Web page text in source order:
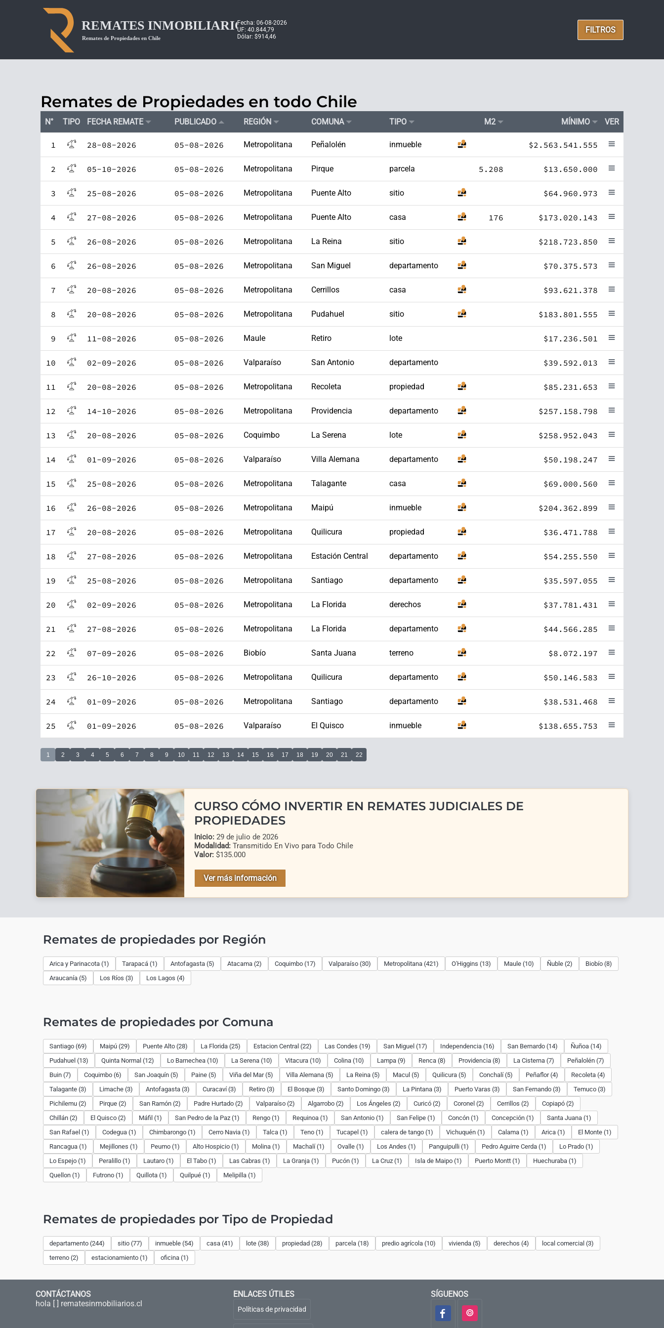
Fecha: 06-08-2026
UF: 40.844,79
Dólar: $914,46
FILTROS
Remates de Propiedades en todo Chile
N° TIPO FECHA REMATE PUBLICADO REGIÓN COMUNA TIPO M2 MÍNIMO VER
1 28-08-2026 05-08-2026 Metropolitana Peñalolén inmueble $2.563.541.555
2 05-10-2026 05-08-2026 Metropolitana Pirque parcela 5.208 $13.650.000
3 25-08-2026 05-08-2026 Metropolitana Puente Alto sitio $64.960.973
4 27-08-2026 05-08-2026 Metropolitana Puente Alto casa 176 $173.020.143
5 26-08-2026 05-08-2026 Metropolitana La Reina sitio $218.723.850
6 26-08-2026 05-08-2026 Metropolitana San Miguel departamento $70.375.573
7 20-08-2026 05-08-2026 Metropolitana Cerrillos casa $93.621.378
8 20-08-2026 05-08-2026 Metropolitana Pudahuel sitio $183.801.555
9 11-08-2026 05-08-2026 Maule Retiro lote $17.236.501
10 02-09-2026 05-08-2026 Valparaíso San Antonio departamento $39.592.013
11 20-08-2026 05-08-2026 Metropolitana Recoleta propiedad $85.231.653
12 14-10-2026 05-08-2026 Metropolitana Providencia departamento $257.158.798
13 20-08-2026 05-08-2026 Coquimbo La Serena lote $258.952.043
14 01-09-2026 05-08-2026 Valparaíso Villa Alemana departamento $50.198.247
15 25-08-2026 05-08-2026 Metropolitana Talagante casa $69.000.560
16 26-08-2026 05-08-2026 Metropolitana Maipú inmueble $204.362.899
17 20-08-2026 05-08-2026 Metropolitana Quilicura propiedad $36.471.788
18 27-08-2026 05-08-2026 Metropolitana Estación Central departamento $54.255.550
19 25-08-2026 05-08-2026 Metropolitana Santiago departamento $35.597.055
20 02-09-2026 05-08-2026 Metropolitana La Florida derechos $37.781.431
21 27-08-2026 05-08-2026 Metropolitana La Florida departamento $44.566.285
22 07-09-2026 05-08-2026 Biobío Santa Juana terreno $8.072.197
23 26-10-2026 05-08-2026 Metropolitana Quilicura departamento $50.146.583
24 01-09-2026 05-08-2026 Metropolitana Santiago departamento $38.531.468
25 01-09-2026 05-08-2026 Valparaíso El Quisco inmueble $138.655.753
1 2 3 4 5 6 7 8 9 10 11 12 13 14 15 16 17 18 19 20 21 22
CURSO CÓMO INVERTIR EN REMATES JUDICIALES DE
PROPIEDADES
Inicio: 29 de julio de 2026
Modalidad: Transmitido En Vivo para Todo Chile
Valor: $135.000
Ver más información
Remates de propiedades por Región
Arica y Parinacota (1) Tarapacá (1) Antofagasta (5) Atacama (2) Coquimbo (17) Valparaíso (30) Metropolitana (421) O'Higgins (13) Maule (10) Ñuble (2)
Biobío (8)
Araucanía (5)
Los Ríos (3) Los Lagos (4)
Remates de propiedades por Comuna
Santiago (69) Maipú (29) Puente Alto (28) La Florida (25) Estacion Central (22) Las Condes (19) San Miguel (17) Independencia (16) San Bernardo (14)
Ñuñoa (14)
Pudahuel (13)
Quinta Normal (12) Lo Barnechea (10) La Serena (10) Vitacura (10) Colina (10) Lampa (9) Renca (8) Providencia (8) La Cisterna (7)
Peñalolén (7)
Buin (7)
Coquimbo (6) San Joaquín (5) Paine (5) Viña del Mar (5) Villa Alemana (5) La Reina (5) Macul (5) Quilicura (5) Conchalí (5) Peñaflor (4)
Recoleta (4)
Talagante (3)
Limache (3) Antofagasta (3) Curacaví (3) Retiro (3) El Bosque (3) Santo Domingo (3) La Pintana (3) Puerto Varas (3) San Fernando (3)
Temuco (3)
Pichilemu (2)
Pirque (2) San Ramón (2) Padre Hurtado (2) Valparaíso (2) Algarrobo (2) Los Ángeles (2) Curicó (2) Coronel (2) Cerrillos (2)
Copiapó (2)
Chillán (2)
El Quisco (2) Máfil (1) San Pedro de la Paz (1) Rengo (1) Requinoa (1) San Antonio (1) San Felipe (1) Concón (1) Concepción (1)
Santa Juana (1)
San Rafael (1)
Codegua (1) Chimbarongo (1) Cerro Navia (1) Talca (1) Teno (1) Tucapel (1) calera de tango (1) Vichuquén (1) Calama (1) Arica (1)
El Monte (1)
Rancagua (1)
Mejillones (1) Peumo (1) Alto Hospicio (1) Molina (1) Machalí (1) Ovalle (1) Los Andes (1) Panguipulli (1) Pedro Aguirre Cerda (1)
Lo Prado (1)
Lo Espejo (1)
Peralillo (1) Lautaro (1) El Tabo (1) Las Cabras (1) La Granja (1) Pucón (1) La Cruz (1) Isla de Maipo (1) Puerto Montt (1)
Huechuraba (1)
Quellon (1)
Futrono (1) Quillota (1) Quilpué (1) Melipilla (1)
Remates de propiedades por Tipo de Propiedad
departamento (244) sitio (77) inmueble (54) casa (41) lote (38) propiedad (28) parcela (18) predio agrícola (10) vivienda (5) derechos (4)
local comercial (3)
terreno (2)
estacionamiento (1) oficina (1)
CONTÁCTANOS
hola [ ] rematesinmobiliarios.cl
ENLACES ÚTILES
Políticas de privacidad
SÍGUENOS